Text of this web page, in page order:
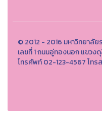
© 2012 - 2016 มหาวิทยาลั
เลขที่ 1 ถนนอู่ทองนอก แขว
โทรศัพท์ 02-123-4567 โทร